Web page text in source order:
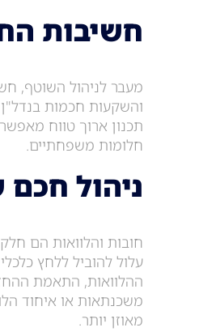
חשיבות
מעבר לניהול השוטף,
והשקעות חכמות בנדל"ן
תכנון ארוך טווח
חלומות משפחתיים.
ניהול חכם
חובות והלוואות הם
עלול להוביל ללחץ
ההלוואות, התאמת
משכנתאות או איחוד
מאוזן יותר.